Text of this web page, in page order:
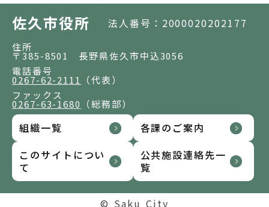
佐久市役所 法人番号：2000020202177
住所
〒385-8501 長野県佐久市中込3056
電話番号
0267-62-2111
（代表）
ファックス
0267-63-1680 （総務部）
組織一覧
各課のご案内
このサイトについ
て
公共施設連絡先一
覧
© Saku City